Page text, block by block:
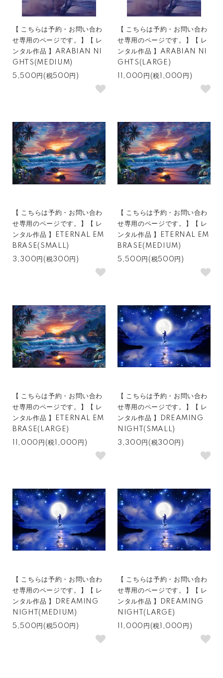
【 こちらは予約・お問い合わ
せ専用のページです。】【 レ
ンタル作品 】ARABIAN NI
GHTS(MEDIUM)
5,500円(税500円)
【 こちらは予約・お問い合わ
せ専用のページです。】【 レ
ンタル作品 】ARABIAN NI
GHTS(LARGE)
11,000円(税1,000円)
【 こちらは予約・お問い合わ
せ専用のページです。】【 レ
ンタル作品 】ETERNAL EM
BRASE(SMALL)
3,300円(税300円)
【 こちらは予約・お問い合わ
せ専用のページです。】【 レ
ンタル作品 】ETERNAL EM
BRASE(MEDIUM)
5,500円(税500円)
【 こちらは予約・お問い合わ
せ専用のページです。】【 レ
ンタル作品 】ETERNAL EM
BRASE(LARGE)
11,000円(税1,000円)
【 こちらは予約・お問い合わ
せ専用のページです。】【 レ
ンタル作品 】DREAMING
NIGHT(SMALL)
3,300円(税300円)
【 こちらは予約・お問い合わ
せ専用のページです。】【 レ
ンタル作品 】DREAMING
NIGHT(MEDIUM)
5,500円(税500円)
【 こちらは予約・お問い合わ
せ専用のページです。】【 レ
ンタル作品 】DREAMING
NIGHT(LARGE)
11,000円(税1,000円)